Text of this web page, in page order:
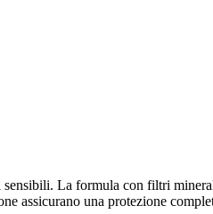
La formula con filtri
assicurano una protezione